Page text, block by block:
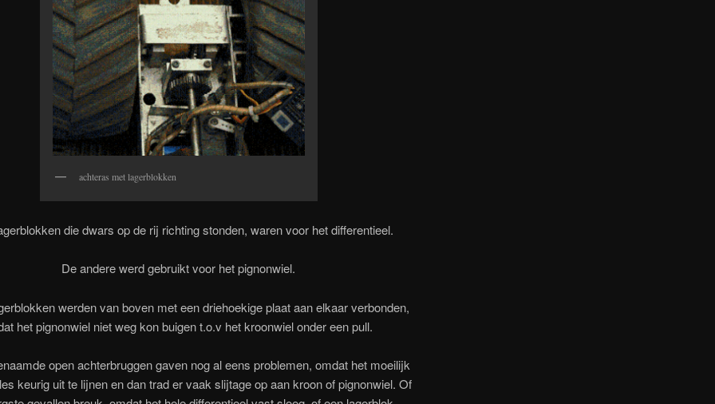
achteras met lagerblokken
die dwars op de rij richting stonden, waren voor het differentieel.
De andere werd gebruikt voor het pignonwiel.
werden van boven met een driehoekige plaat aan elkaar verbonden,
het pignonwiel niet weg kon buigen t.o.v het kroonwiel onder een pull.
open achterbruggen gaven nog al eens problemen, omdat het moeilijk
keurig uit te lijnen en dan trad er vaak slijtage op aan kroon of pignonwiel. Of